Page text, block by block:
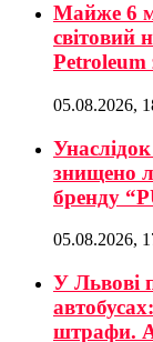
Майже 6
світовий
Petroleum
05.08.2026,
знищено
бренду
05.08.2026,
У Львові
штрафи.